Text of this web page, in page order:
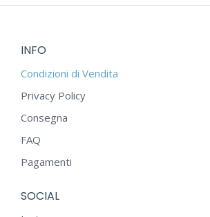
INFO
Condizioni di Vendita
Privacy Policy
Consegna
FAQ
Pagamenti
SOCIAL